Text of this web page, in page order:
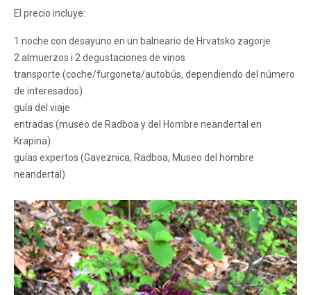
El precio incluye:
1 noche con desayuno en un balneario de Hrvatsko zagorje
2 almuerzos i 2 degustaciones de vinos
transporte (coche/furgoneta/autobús, dependiendo del número
de interesados)
guía del viaje
entradas (museo de Radboa y del Hombre neandertal en
Krapina)
guías expertos (Gaveznica, Radboa, Museo del hombre
neandertal)